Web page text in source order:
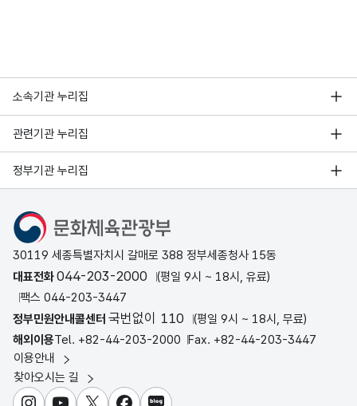
소속기관 누리집
관련기관 누리집
정부기관 누리집
문화체육관광부
30119 세종특별자치시 갈매로 388 정부세종청사 15동
대표전화044-203-2000
(평일 9시 ~ 18시, 유료)
팩스 044-203-3447
정부민원안내콜센터 국번없이 110
(평일 9시 ~ 18시, 무료)
해외이용Tel. +82-44-203-2000 Fax. +82-44-203-3447
이용안내
찾아오시는 길